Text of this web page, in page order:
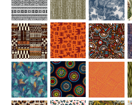
en hauteur
pour faciliter
l'installation
lors du
recouvrement
d'un mur
complet. Pour
une couverture
partielle du
mur, entrez
des mesures
précises.